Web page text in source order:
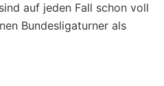
auf jeden Fall schon voll
Bundesligaturner als